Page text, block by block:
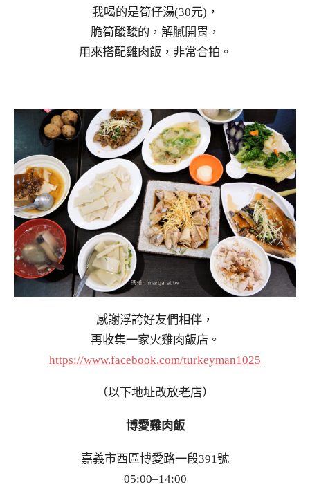
我喝的是筍仔湯(30元)，
脆筍酸酸的，解膩開胃，
用來搭配雞肉飯，非常合拍。
感謝浮誇好友們相伴，
再收集一家火雞肉飯店。
https://www.facebook.com/turkeyman1025
（以下地址改放老店）
博愛雞肉飯
嘉義市西區博愛路一段391號
05:00–14:00